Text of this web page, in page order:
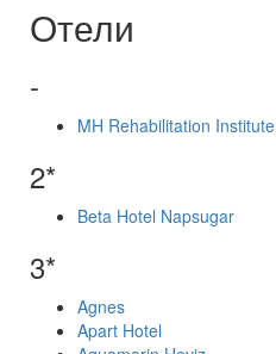
Отели
-
MH Rehabilitation Institute
2*
Beta Hotel Napsugar
3*
Agnes
Apart Hotel